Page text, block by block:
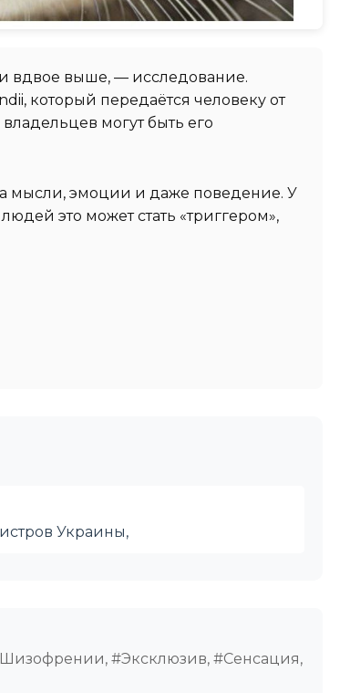
вдвое выше, — исследование.
который передаётся человеку от
могут быть его
мысли, эмоции и даже поведение. У
это может стать «триггером»,
Украины,
#Эксклюзив, #Сенсация,